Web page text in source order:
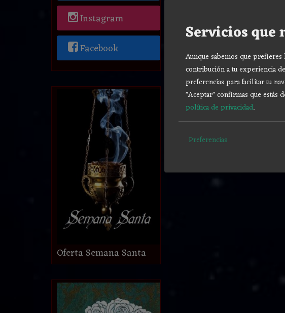
Instagram
Facebook
Oferta Semana Santa
Servicios
Aunque sabemos que
contribución a tu experiencia
preferencias para facilitar tu
"Aceptar" confirmas que estás
política de privacidad.
Preferencias